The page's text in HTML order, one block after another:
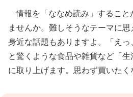
情報を「ななめ読み」すること
ませんか。難しそうなテーマに
身近な話題もありますよ。「えっ
と驚くような食品や雑貨など「
に取り上げます。思わず買いたく